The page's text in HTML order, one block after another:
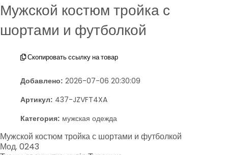
Мужской костюм тройка с
шортами и футболкой
Скопировать ссылку на товар
Добавлено: 2026-07-06 20:30:09
Артикул: 437-JZVFT4XA
Категория: мужская одежда
Мужской костюм тройка с шортами и футболкой
Мод. 0243